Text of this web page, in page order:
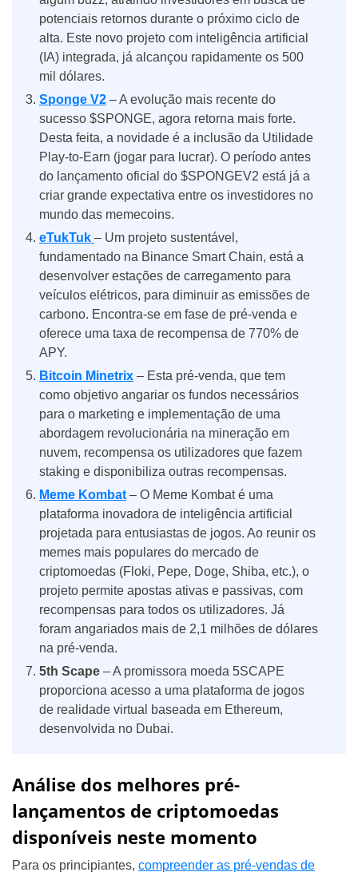
potenciais retornos durante o próximo ciclo de
alta. Este novo projeto com inteligência artificial
(IA) integrada, já alcançou rapidamente os 500
mil dólares.
Sponge V2 – A evolução mais recente do
sucesso $SPONGE, agora retorna mais forte.
Desta feita, a novidade é a inclusão da Utilidade
Play-to-Earn (jogar para lucrar). O período antes
do lançamento oficial do $SPONGEV2 está já a
criar grande expectativa entre os investidores no
mundo das memecoins.
eTukTuk – Um projeto sustentável,
fundamentado na Binance Smart Chain, está a
desenvolver estações de carregamento para
veículos elétricos, para diminuir as emissões de
carbono. Encontra-se em fase de pré-venda e
oferece uma taxa de recompensa de 770% de
APY.
Bitcoin Minetrix – Esta pré-venda, que tem
como objetivo angariar os fundos necessários
para o marketing e implementação de uma
abordagem revolucionária na mineração em
nuvem, recompensa os utilizadores que fazem
staking e disponibiliza outras recompensas.
Meme Kombat – O Meme Kombat é uma
plataforma inovadora de inteligência artificial
projetada para entusiastas de jogos. Ao reunir os
memes mais populares do mercado de
criptomoedas (Floki, Pepe, Doge, Shiba, etc.), o
projeto permite apostas ativas e passivas, com
recompensas para todos os utilizadores. Já
foram angariados mais de 2,1 milhões de dólares
na pré-venda.
5th Scape – A promissora moeda 5SCAPE
proporciona acesso a uma plataforma de jogos
de realidade virtual baseada em Ethereum,
desenvolvida no Dubai.
Análise dos melhores pré-
lançamentos de criptomoedas
disponíveis neste momento
Para os principiantes, compreender as pré-vendas de